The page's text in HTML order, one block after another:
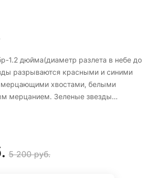
1.2 дюйма(диаметр разлета в небе до
разрываются красными и синими
хвостами, белыми
мерцанием. Зеленые звезды
и пурпурными звездами и
красными звездами с белыми
(время действия 60 сек., высота до
5 200 руб.